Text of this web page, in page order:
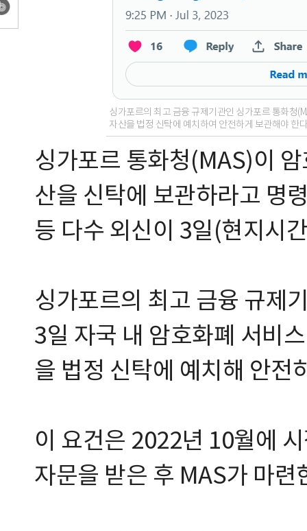
싱가포르의 최고 금융 규제기관인 싱가포르 통화청
자산을 법정 신탁에 예치하여 안전하게 보관해야 한
싱가포르 통화청(MAS)이
산을 신탁에 보관하라고 명
등 다수 외신이 3일(현지시
싱가포르의 최고 금융 규제
3일 자국 내 암호화폐 서비
을 법정 신탁에 예치해 안전
이 요건은 2022년 10월에
자문을 받은 후 MAS가 마련